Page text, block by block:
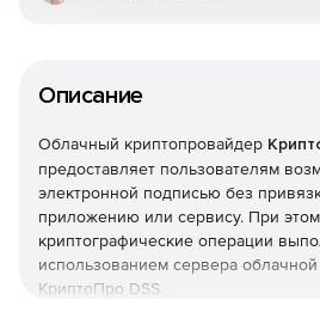
Описание
Облачный криптопровайдер
предоставляет пользователям
электронной подписью без
приложению или сервису. При
криптографические операции
использованием сервера
КриптоПро DSS.